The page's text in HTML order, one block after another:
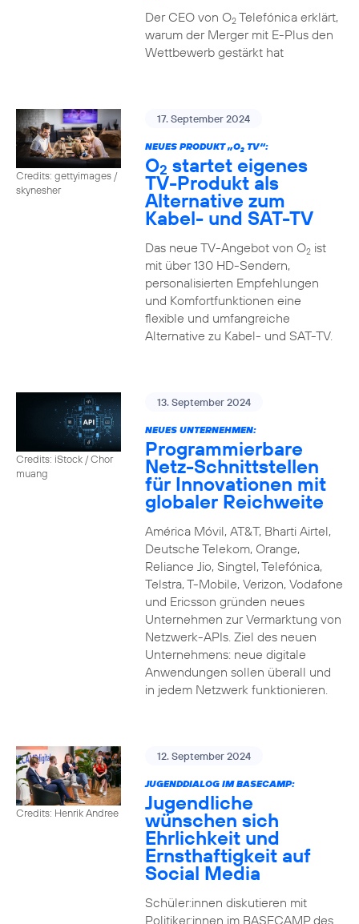
Der CEO von O2Telefónica erklärt,
warum der Merger mit E-Plus den
Wettbewerb gestärkt hat
Credits: gettyimages /
skynesher
17. September 2024
NEUES PRODUKT „O2TV“:
O2 startet eigenes
TV-Produkt als
Alternative zum
Kabel- und SAT-TV
Das neue TV-Angebot von O2ist
mit über 130 HD-Sendern,
personalisierten Empfehlungen
und Komfortfunktionen eine
flexible und umfangreiche
Alternative zu Kabel- und SAT-TV.
Credits: iStock / Chor
muang
13. September 2024
NEUES UNTERNEHMEN:
Programmierbare
Netz-Schnittstellen
für Innovationen mit
globaler Reichweite
América Móvil, AT&T, Bharti Airtel,
Deutsche Telekom, Orange,
Reliance Jio, Singtel, Telefónica,
Telstra, T-Mobile, Verizon, Vodafone
und Ericsson gründen neues
Unternehmen zur Vermarktung von
Netzwerk-APIs. Ziel des neuen
Unternehmens: neue digitale
Anwendungen sollen überall und
in jedem Netzwerk funktionieren.
Credits: Henrik Andree
12. September 2024
JUGENDDIALOG IM BASECAMP:
Jugendliche
wünschen sich
Ehrlichkeit und
Ernsthaftigkeit auf
Social Media
Schüler:innen diskutieren mit
Politiker:innen im BASECAMP des